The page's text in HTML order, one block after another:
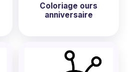
Coloriage ours
anniversaire